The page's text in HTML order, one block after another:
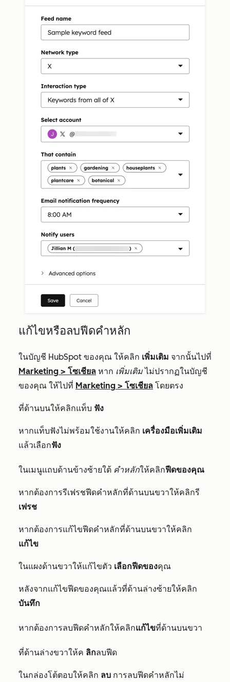
แก้ไขหรือลบฟีดคำหลัก
ในบัญชี HubSpot ของคุณ ให้คลิก เพิ่มเติม จากนั้นไปที่
Marketing > โซเชียล หาก เพิ่มเติมไม่ปรากฏในบัญชี
ของคุณ ให้ไปที่ Marketing > โซเชียล โดยตรง
ที่ด้านบนให้คลิกแท็บ ฟัง
หากแท็บฟังไม่พร้อมใช้งานให้คลิก เครื่องมือเพิ่มเติม
แล้วเลือกฟัง
ในเมนูแถบด้านข้างซ้ายใต้ คำหลักให้คลิกฟีดของคุณ
หากต้องการรีเฟรชฟีดคำหลักที่ด้านบนขวาให้คลิกรี
เฟรช
หากต้องการแก้ไขฟีดคำหลักที่ด้านบนขวาให้คลิก
แก้ไข
ในแผงด้านขวาให้แก้ไขตัว เลือกฟีดของคุณ
หลังจากแก้ไขฟีดของคุณแล้วที่ด้านล่างซ้ายให้คลิก
บันทึก
หากต้องการลบฟีดคำหลักให้คลิกแก้ไขที่ด้านบนขวา
ที่ด้านล่างขวาให้ค ลิกลบฟีด
ในกล่องโต้ตอบให้คลิก ลบ การลบฟีดคำหลักไม่